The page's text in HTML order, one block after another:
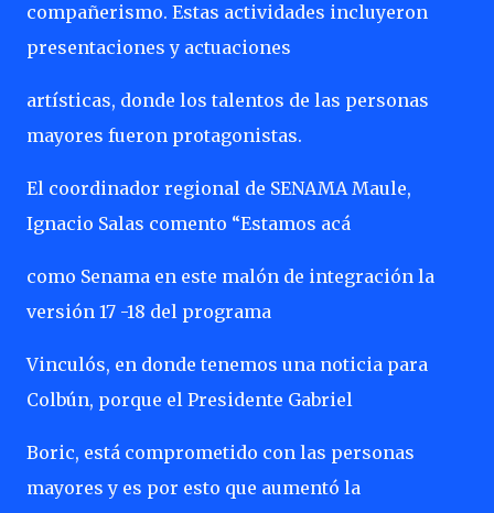
compañerismo. Estas actividades incluyeron
presentaciones y actuaciones
artísticas, donde los talentos de las personas
mayores fueron protagonistas.
El coordinador regional de SENAMA Maule,
Ignacio Salas comento “Estamos acá
como Senama en este malón de integración la
versión 17 -18 del programa
Vinculós, en donde tenemos una noticia para
Colbún, porque el Presidente Gabriel
Boric, está comprometido con las personas
mayores y es por esto que aumentó la